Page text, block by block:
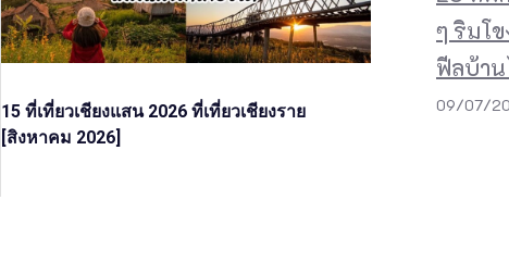
15 ที่เที่ยวเชียงแสน 2026 ที่เที่ยวเชียงราย
[สิงหาคม 2026]
ๆ ริมโ
ฟีลบ้า
09/07/